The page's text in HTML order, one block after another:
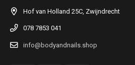
Hof van Holland 25C, Zwijndrecht
078 7853 041
info@bodyandnails.shop